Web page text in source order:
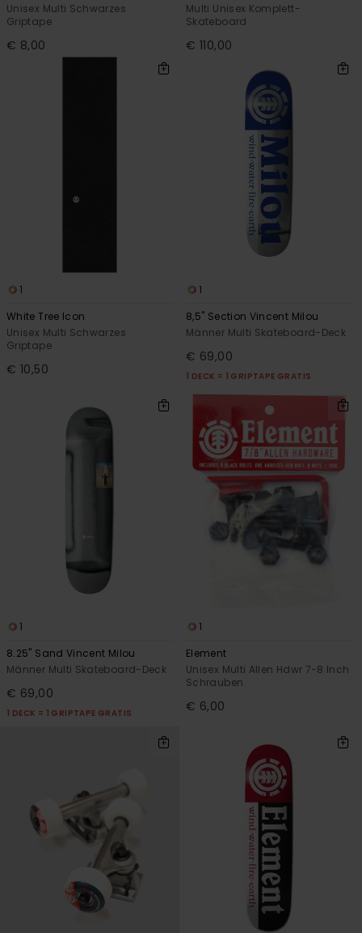
Unisex Multi Schwarzes
Griptape
€ 8,00
Multi Unisex Komplett-
Skateboard
€ 110,00
1
White Tree Icon
Unisex Multi Schwarzes
Griptape
€ 10,50
1
8,5" Section Vincent Milou
Männer Multi Skateboard-Deck
€ 69,00
1 DECK = 1 GRIPTAPE GRATIS
1
8.25" Sand Vincent Milou
Männer Multi Skateboard-Deck
€ 69,00
1 DECK = 1 GRIPTAPE GRATIS
1
Element
Unisex Multi Allen Hdwr 7-8 Inch
Schrauben
€ 6,00